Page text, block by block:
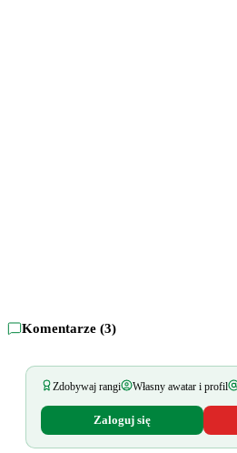
Komentarze (3)
Zdobywaj rangi Własny awatar i profil
Zaloguj się